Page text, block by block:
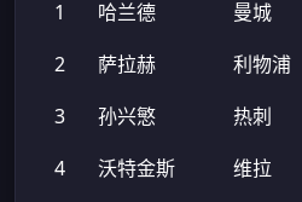
1
哈兰德 曼城
2
萨拉赫 利物浦
3
孙兴慜 热刺
4
沃特金斯 维拉